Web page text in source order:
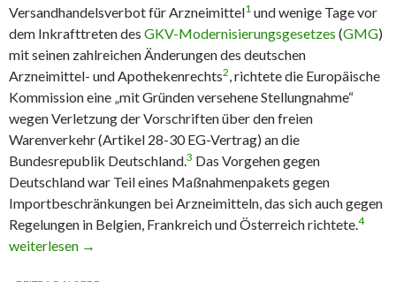
Versandhandelsverbot für Arzneimittel1 und wenige Tage vor
dem Inkrafttreten des GKV-Modernisierungsgesetzes (GMG)
mit seinen zahlreichen Änderungen des deutschen
Arzneimittel- und Apothekenrechts2, richtete die Europäische
Kommission eine „mit Gründen versehene Stellungnahme“
wegen Verletzung der Vorschriften über den freien
Warenverkehr (Artikel 28-30 EG-Vertrag) an die
Bundesrepublik Deutschland.3 Das Vorgehen gegen
Deutschland war Teil eines Maßnahmenpakets gegen
Importbeschränkungen bei Arzneimitteln, das sich auch gegen
Regelungen in Belgien, Frankreich und Österreich richtete.4
Verstößt das deutsche System der Krankenhausversorgung
weiterlesen →